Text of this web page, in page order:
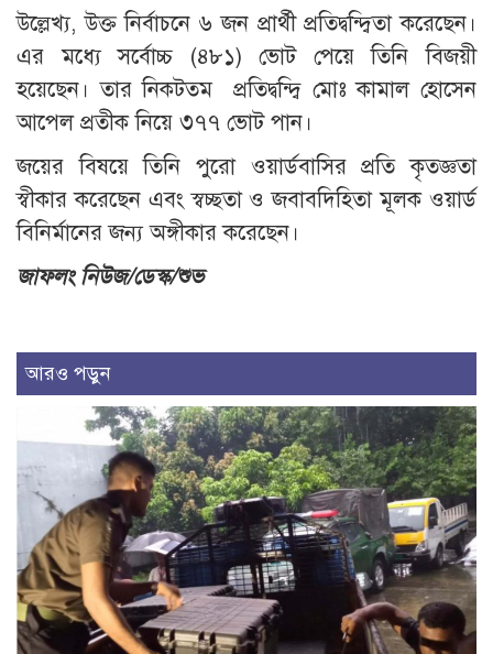
উল্লেখ্য, উক্ত নির্বাচনে ৬ জন প্রার্থী প্রতিদ্বন্দ্বিতা করেছেন।
এর মধ্যে সর্বোচ্চ (৪৮১) ভোট পেয়ে তিনি বিজয়ী
হয়েছেন। তার নিকটতম প্রতিদ্বন্দ্বি মোঃ কামাল হোসেন
আপেল প্রতীক নিয়ে ৩৭৭ ভোট পান।
জয়ের বিষয়ে তিনি পুরো ওয়ার্ডবাসির প্রতি কৃতজ্ঞতা
স্বীকার করেছেন এবং স্বচ্ছতা ও জবাবদিহিতা মূলক ওয়ার্ড
বিনির্মানের জন্য অঙ্গীকার করেছেন।
জাফলং নিউজ/ডেস্ক/শুভ
আরও পড়ুন